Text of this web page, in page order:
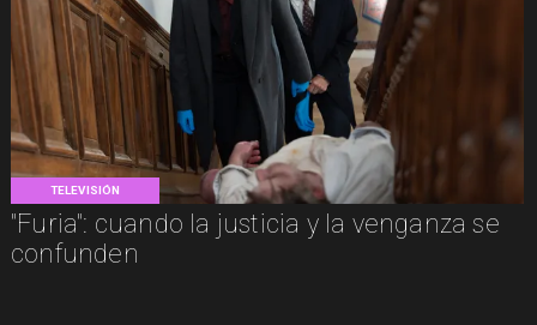
TELEVISIÓN
"Furia": cuando la justicia y la venganza se
confunden